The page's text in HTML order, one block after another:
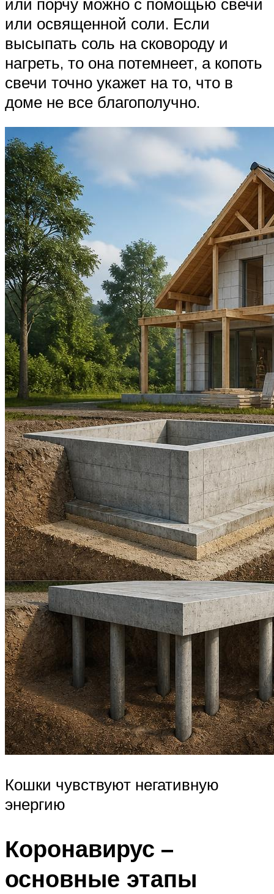
или освященной соли. Если
высыпать соль на сковороду и
нагреть, то она потемнеет, а копоть
свечи точно укажет на то, что в
доме не все благополучно.
Кошки чувствуют негативную
энергию
Коронавирус –
основные этапы